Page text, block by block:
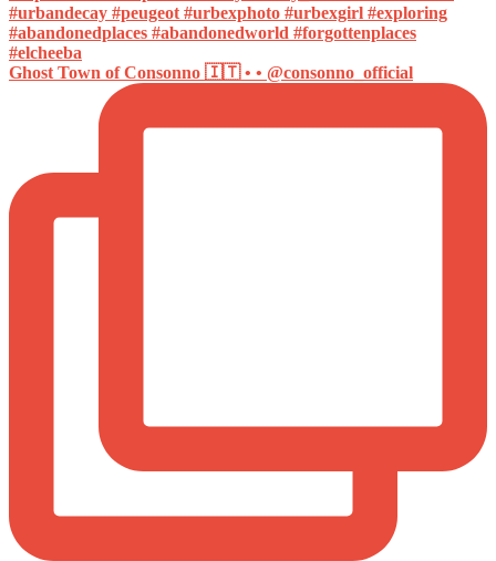
Ghost Town of Consonno 🇮🇹 • • @consonno_official